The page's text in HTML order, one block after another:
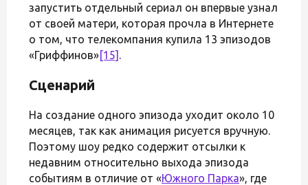
запустить отдельный сериал он впервые узнал
от своей матери, которая прочла в Интернете
о том, что телекомпания купила 13 эпизодов
«Гриффинов»[15] .
Сценарий
На создание одного эпизода уходит около 10
месяцев, так как анимация рисуется вручную.
Поэтому шоу редко содержит отсылки к
недавним относительно выхода эпизода
событиям в отличие от «Южного Парка», где